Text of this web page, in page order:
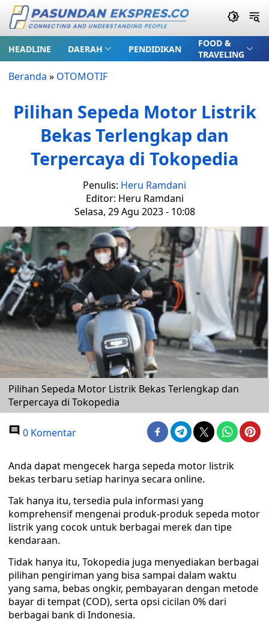
HEADLINE DAERAH PENDIDIKAN
FOOD &
TRAVELING
Beranda » OTOMOTIF
Pilihan Sepeda Motor Listrik
Bekas Terlengkap dan
Terpercaya di Tokopedia
Penulis: Heru Ramdani
Editor: Heru Ramdani
Selasa, 29 Agu 2023 - 10:08
Pilihan Sepeda Motor Listrik Bekas Terlengkap dan
Terpercaya di Tokopedia
0 Komentar
Anda dapat mengecek harga sepeda motor listrik
bekas terbaru setiap harinya secara online.
Tak hanya itu, tersedia pula informasi yang
komprehensif mengenai produk-produk sepeda motor
listrik yang cocok untuk berbagai merek dan tipe
kendaraan.
Tidak hanya itu, Tokopedia juga menyediakan berbagai
pilihan pengiriman yang bisa sampai dalam waktu
yang sama, bebas ongkir, pembayaran dengan metode
bayar di tempat (COD), serta opsi cicilan 0% dari
berbagai bank di Indonesia.